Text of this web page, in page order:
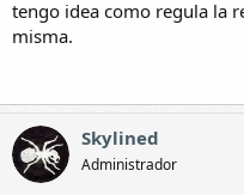
tengo idea como regula la
misma.
Skylined
Administrador